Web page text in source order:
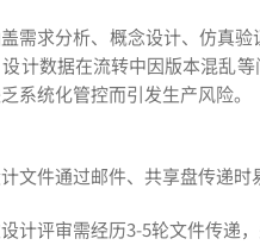
需求分析、概念设计、仿真
计数据在流转中因版本混乱
系统化管控而引发生产风险。
文件通过邮件、共享盘传递时
计评审需经历3-5轮文件传递，